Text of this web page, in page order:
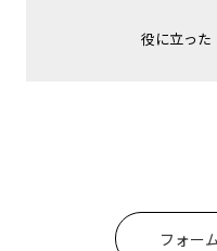
役に立った
フォー